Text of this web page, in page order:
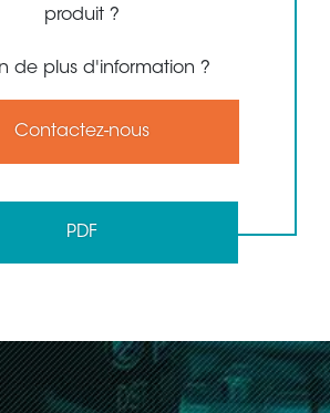
produit ?
de plus d'information ?
Contactez-nous
PDF